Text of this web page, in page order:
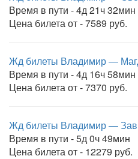
Время в пути - 4д 21ч 32мин
Цена билета от - 7589 руб.
Жд билеты Владимир —
Время в пути - 4д 16ч 58мин
Цена билета от - 7370 руб.
Жд билеты Владимир —
Время в пути - 5д 0ч 49мин
Цена билета от - 12279 руб.